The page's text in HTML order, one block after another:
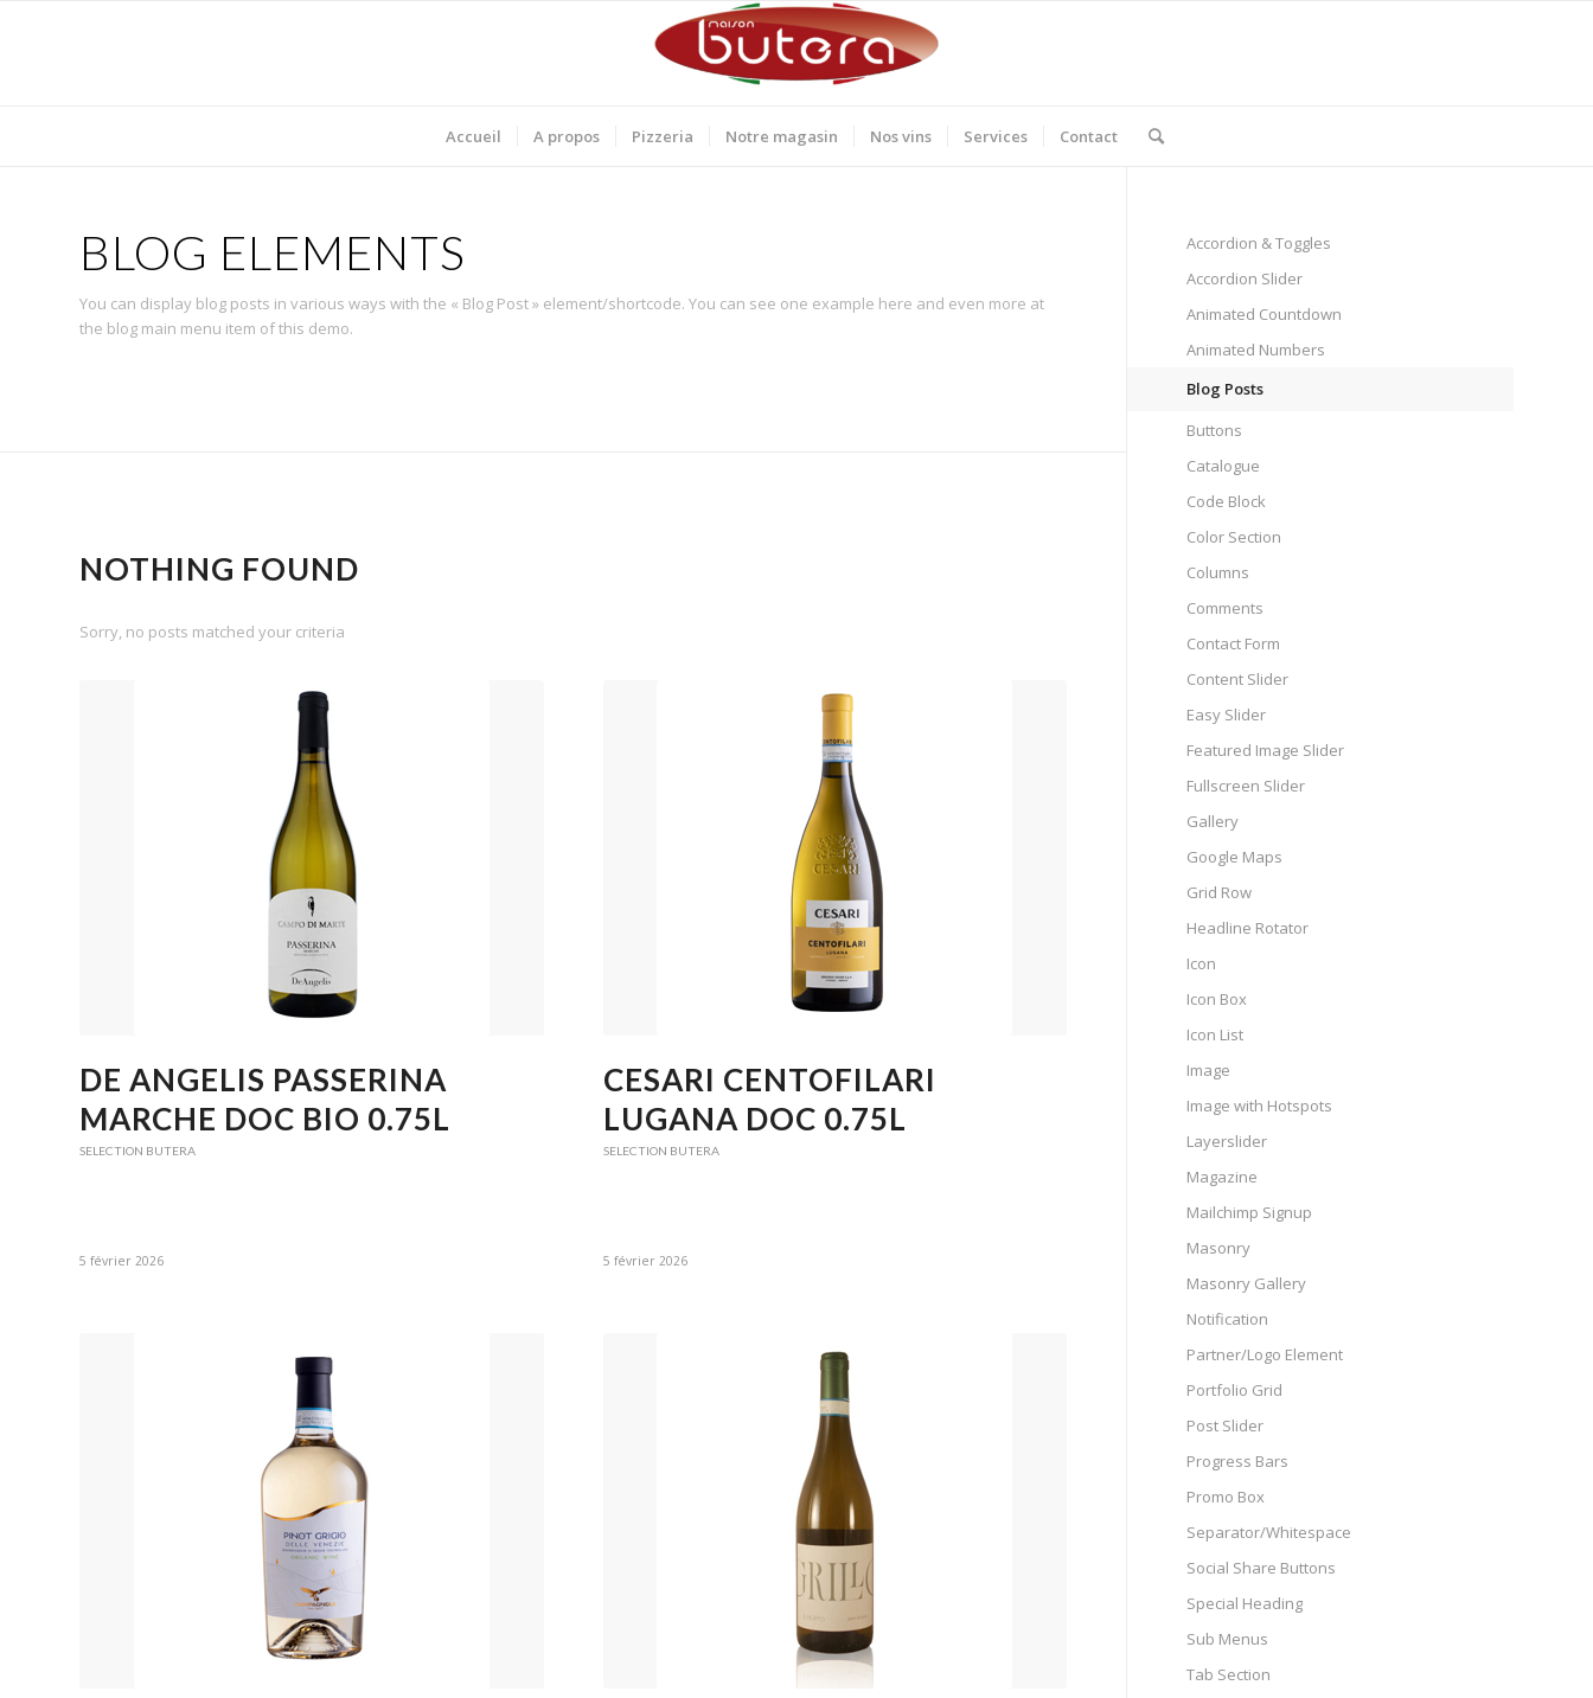
Accueil A propos Pizzeria Notre magasin Nos vins Services Contact
BLOG ELEMENTS
You can display blog posts in various ways with the « Blog Post » element/shortcode. You can see one example here and even more at
the blog main menu item of this demo.
NOTHING FOUND
Sorry, no posts matched your criteria
DE ANGELIS PASSERINA
MARCHE DOC BIO 0.75L
SELECTION BUTERA
5 février 2026
CESARI CENTOFILARI
LUGANA DOC 0.75L
SELECTION BUTERA
5 février 2026
Accordion & Toggles
Accordion Slider
Animated Countdown
Animated Numbers
Blog Posts
Buttons
Catalogue
Code Block
Color Section
Columns
Comments
Contact Form
Content Slider
Easy Slider
Featured Image Slider
Fullscreen Slider
Gallery
Google Maps
Grid Row
Headline Rotator
Icon
Icon Box
Icon List
Image
Image with Hotspots
Layerslider
Magazine
Mailchimp Signup
Masonry
Masonry Gallery
Notification
Partner/Logo Element
Portfolio Grid
Post Slider
Progress Bars
Promo Box
Separator/Whitespace
Social Share Buttons
Special Heading
Sub Menus
Tab Section